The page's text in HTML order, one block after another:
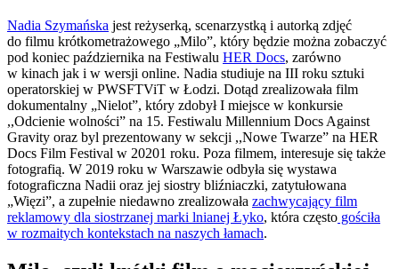
Nadia Szymańska jest reżyserką, scenarzystką i autorką zdjęć
do filmu krótkometrażowego „Milo”, który będzie można zobaczyć
pod koniec października na Festiwalu HER Docs, zarówno
w kinach jak i w wersji online. Nadia studiuje na III roku sztuki
operatorskiej w PWSFTViT w Łodzi. Dotąd zrealizowała film
dokumentalny „Nielot”, który zdobył I miejsce w konkursie
,,Odcienie wolności” na 15. Festiwalu Millennium Docs Against
Gravity oraz byl prezentowany w sekcji ,,Nowe Twarze” na HER
Docs Film Festival w 20201 roku. Poza filmem, interesuje się także
fotografią. W 2019 roku w Warszawie odbyła się wystawa
fotograficzna Nadii oraz jej siostry bliźniaczki, zatytułowana
„Więzi”, a zupełnie niedawno zrealizowała zachwycający film
reklamowy dla siostrzanej marki lnianej Łyko, która często gościła
w rozmaitych kontekstach na naszych łamach.